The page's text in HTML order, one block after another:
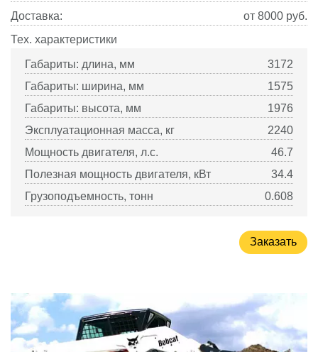
Доставка:
от 8000 руб.
Тех. характеристики
Габариты: длина, мм
3172
Габариты: ширина, мм
1575
Габариты: высота, мм
1976
Эксплуатационная масса, кг
2240
Мощность двигателя, л.с.
46.7
Полезная мощность двигателя, кВт
34.4
Грузоподъемность, тонн
0.608
Заказать